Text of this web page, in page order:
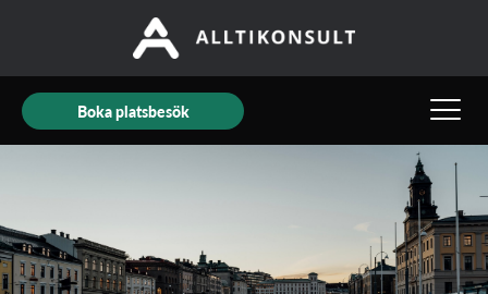
Boka platsbesök